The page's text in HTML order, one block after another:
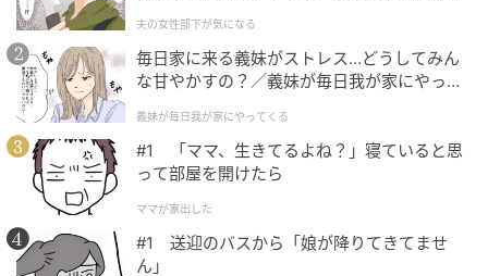
夫の女性部下が気になる
毎日家に来る義妹がストレス…どうしてみん
な甘やかすの？／義妹が毎日我が家にやって
が】
義妹が毎日我が家にやってくる
#1 「ママ、生きてるよね？」寝ていると思
って部屋を開けたら
ママが家出した
#1 送迎のバスから「娘が降りてきてませ
ん」